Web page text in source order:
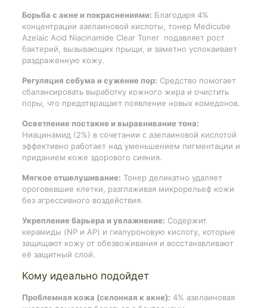
Борьба с акне и покраснениями: Благодаря 4%
концентрации азелаиновой кислоты, тонер Medicube
Azelaic Acid Niacinamide Clear Toner подавляет рост
бактерий, вызывающих прыщи, и заметно успокаивает
раздраженную кожу.
Регуляция себума и сужение пор: Средство помогает
сбалансировать выработку кожного жира и очистить
поры, что предотвращает появление новых комедонов.
Осветление постакне и выравнивание тона:
Ниацинамид (2%) в сочетании с азелаиновой кислотой
эффективно работает над уменьшением пигментации и
приданием коже здорового сияния.
Мягкое отшелушивание: Тонер деликатно удаляет
ороговевшие клетки, разглаживая микрорельеф кожи
без агрессивного воздействия.
Укрепление барьера и увлажнение: Содержит
керамиды (NP и AP) и гиалуроновую кислоту, которые
защищают кожу от обезвоживания и восстанавливают
её защитный слой.
Кому идеально подойдет
Проблемная кожа (склонная к акне): 4% азелаиновая